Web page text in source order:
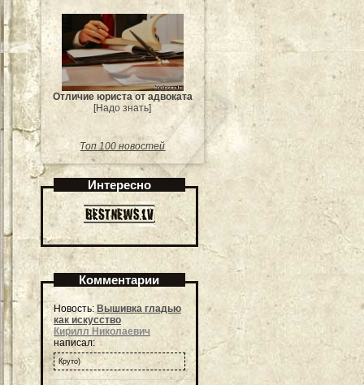
Отличие юриста от адвоката
[Надо знать]
Топ 100 новостей
Интересно
Комментарии
Новость: Вышивка гладью
как искусство
Кирилл Николаевич
написал:
Круто)